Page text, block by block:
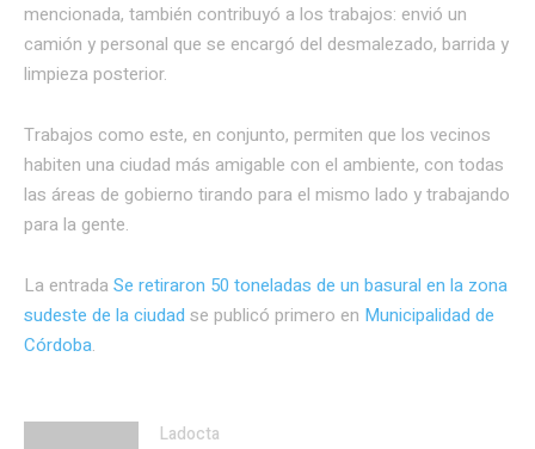
mencionada, también contribuyó a los trabajos: envió un
camión y personal que se encargó del desmalezado, barrida y
limpieza posterior.
Trabajos como este, en conjunto, permiten que los vecinos
habiten una ciudad más amigable con el ambiente, con todas
las áreas de gobierno tirando para el mismo lado y trabajando
para la gente.
La entrada Se retiraron 50 toneladas de un basural en la zona
sudeste de la ciudad se publicó primero en Municipalidad de
Córdoba.
Ladocta